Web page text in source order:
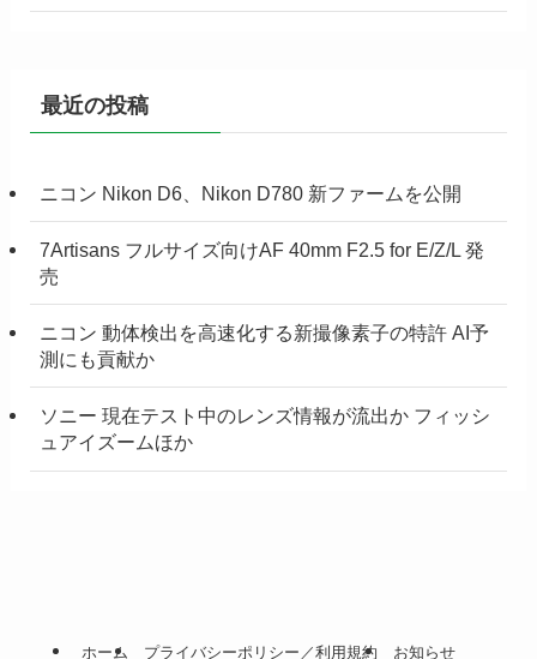
最近の投稿
ニコン Nikon D6、Nikon D780 新ファームを公開
7Artisans フルサイズ向けAF 40mm F2.5 for E/Z/L 発
売
ニコン 動体検出を高速化する新撮像素子の特許 AI予
測にも貢献か
ソニー 現在テスト中のレンズ情報が流出か フィッシ
ュアイズームほか
ホーム プライバシーポリシー／利用規約 お知らせ